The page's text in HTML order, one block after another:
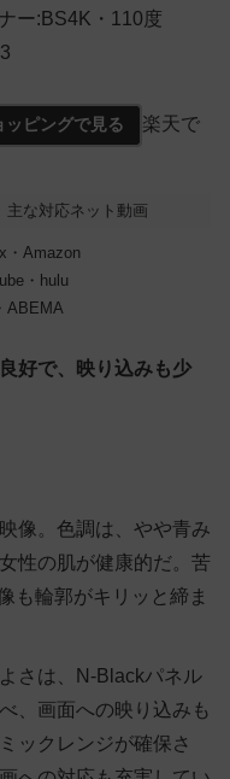
ー:BS4K・110度
ピングで見る
楽天で
主な対応ネット動画
・Amazon
・hulu
ABEMA
好で、映り込みも少
像。色調は、やや青み
性の肌が健康的だ。苦
も輪郭がキリッと締ま
さは、N-Blackパネル
、画面への映り込みも
ックレンジが確保さ